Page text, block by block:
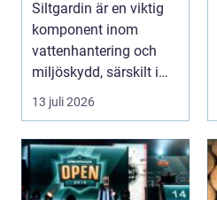
Siltgardin är en viktig
komponent inom
vattenhantering och
miljöskydd, särskilt i
verksamheter som i...
13 juli 2026